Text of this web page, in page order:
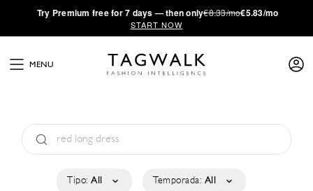
·Try Premium free for 7 days — then only€8.33/mo€5.83/mo
START NOW
MENU
Tipo: All Temporada: All